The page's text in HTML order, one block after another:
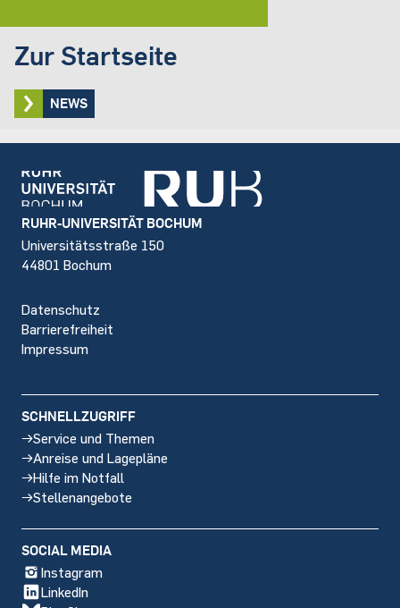
Zur Startseite
NEWS
Footer
RUHR-UNIVERSITÄT BOCHUM
Universitätsstraße 150
44801 Bochum
Datenschutz
Barrierefreiheit
Impressum
SCHNELLZUGRIFF
Service und Themen
Anreise und Lagepläne
Hilfe im Notfall
Stellenangebote
SOCIAL MEDIA
Instagram
LinkedIn